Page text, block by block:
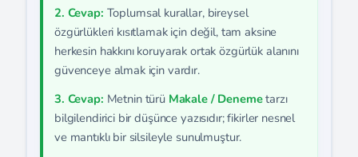
2. Cevap: Toplumsal kurallar, bireysel
özgürlükleri kısıtlamak için değil, tam aksine
herkesin hakkını koruyarak ortak özgürlük alanını
güvenceye almak için vardır.
3. Cevap: Metnin türü Makale / Denemetarzı
bilgilendirici bir düşünce yazısıdır; fikirler nesnel
ve mantıklı bir silsileyle sunulmuştur.